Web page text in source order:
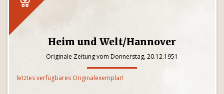
Heim und Welt/Hannover
Originale Zeitung vom Donnerstag, 20.12.1951
letztes verfügbares Originalexemplar!